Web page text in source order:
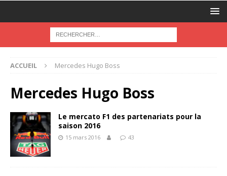
ACCUEIL Mercedes Hugo Boss
Mercedes Hugo Boss
Le mercato F1 des partenariats pour la
saison 2016
15 mars 2016 43